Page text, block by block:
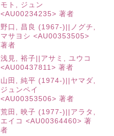
モト, ジュン
<AU00234235> 著者
野口, 昌良 (1967-)||ノグチ,
マサヨシ <AU00353505>
著者
浅見, 裕子||アサミ, ユウコ
<AU00437811> 著者
山田, 純平 (1974-)||ヤマダ,
ジュンペイ
<AU00353506> 著者
荒田, 映子 (1977-)||アラタ,
エイコ <AU00364460> 著
者